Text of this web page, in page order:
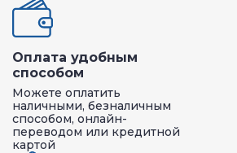
Оплата удобным
способом
Можете оплатить
наличными, безналичным
способом, онлайн-
переводом или кредитной
картой